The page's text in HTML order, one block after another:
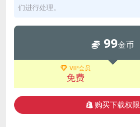
们进行处理。
99金币
VIP会员
免费
购买下载权限